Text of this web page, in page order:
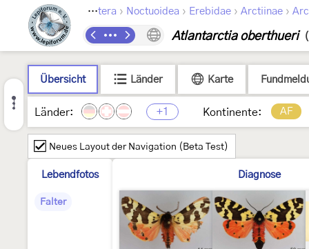
Lepidoptera › Noctuoidea › Erebidae › Arctiinae ›
Atlantarctia oberthueri
Übersicht Länder Karte
Länder: +1 Kontinente: AF
Neues Layout der Navigation (Beta Test)
Lebendfotos
Falter
Diagnose